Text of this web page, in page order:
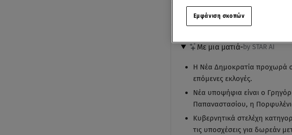
Ακούστε το άρθρο
Με μια ματιά-by STAR AI
Η Νέα Δημοκρατία προχωρά
επόμενες εκλογές.
Νέα υποψήφια είναι ο
Παπαναστασίου, η
Κυβερνητικά στελέχη
τις υποσχέσεις για δωρεάν
Εμφάνιση σκοπών